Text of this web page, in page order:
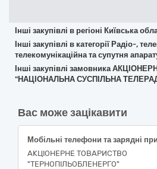
Інші закупівлі в регіоні Київська
Інші закупівлі в категорії Радіо-,
телекомунікаційна та супутня
Інші закупівлі замовника
"НАЦІОНАЛЬНА СУСПІЛЬНА
Вас може зацікавити
Мобільні телефони та зарядні
АКЦІОНЕРНЕ ТОВАРИСТВО
"ТЕРНОПІЛЬОБЛЕНЕРГО"